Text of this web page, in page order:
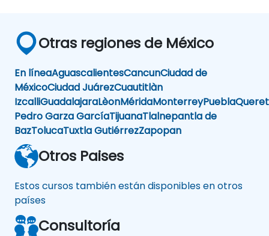
Otras regiones de México
En líneaAguascalientesCancunCiudad de
MéxicoCiudad JuárezCuautitlàn
IzcalliGuadalajaraLèonMéridaMonterreyPuebla
Pedro Garza GarcíaTijuanaTlalnepantla de
BazTolucaTuxtla GutiérrezZapopan
Otros Paises
Estos cursos también están disponibles en otros
países
Consultoría